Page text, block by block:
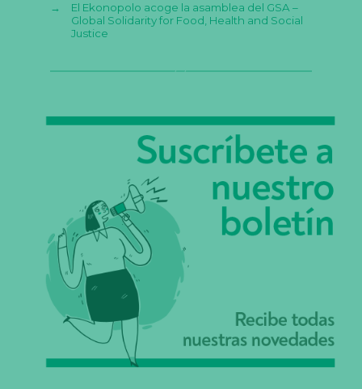
→
El Ekonopolo acoge la asamblea del GSA –
Global Solidarity for Food, Health and Social
Justice